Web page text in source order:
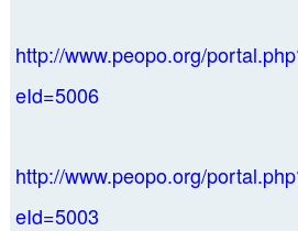
http://www.peopo.org/
eId=5006
http://www.peopo.org/
eId=5003